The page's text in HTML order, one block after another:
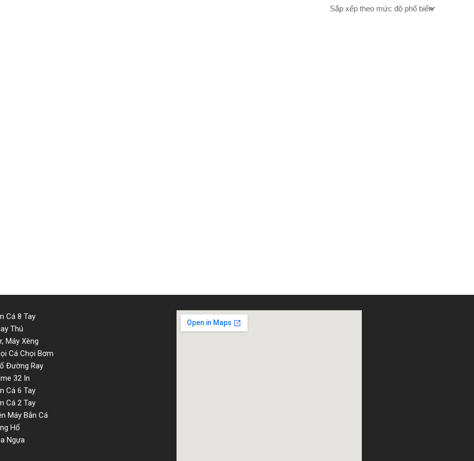
Cá 8 Tay
Thú
Máy Xèng
Cá Chọi Bơm
Đường Ray
32 In
Cá 6 Tay
Cá 2 Tay
Máy Bắn Cá
Hổ
Ngựa